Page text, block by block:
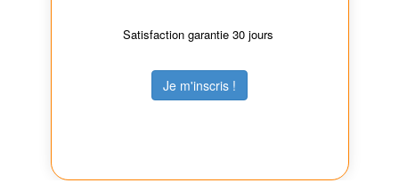
Satisfaction garantie 30 jours
Je m'inscris !